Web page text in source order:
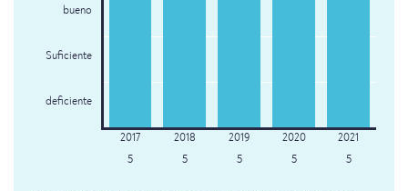
bueno
Suficiente
deficiente
5 5 5 5 5